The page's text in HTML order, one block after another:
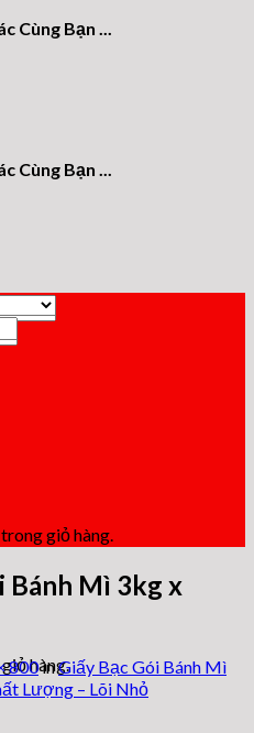
Cùng Bạn ...
Cùng Bạn ...
giỏ hàng.
hàng.
Bánh Mì 3kg x
800inGiấy Bạc Gói Bánh Mì
Lượng – Lõi Nhỏ